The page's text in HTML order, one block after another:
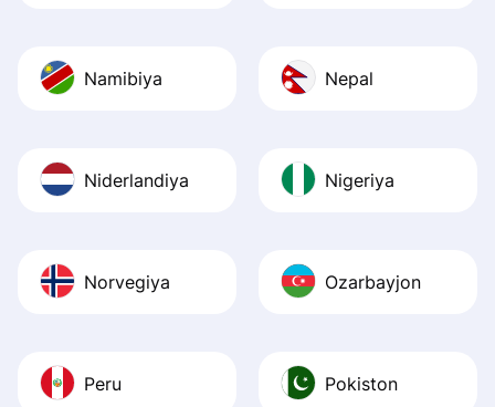
Namibiya Nepal
Niderlandiya Nigeriya
Norvegiya Ozarbayjon
Peru Pokiston